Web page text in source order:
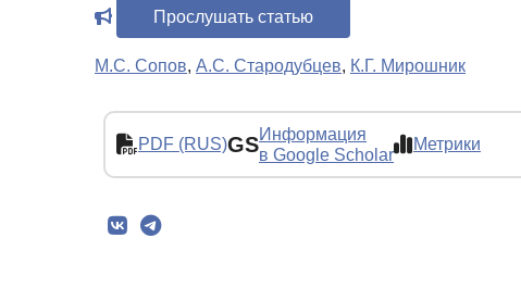
Прослушать статью
М.С. Сопов, А.С. Стародубцев, К.Г. Мирошник
PDF (RUS)GSИнформация
в Google Scholar
Метрики